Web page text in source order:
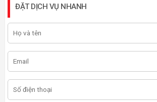
ĐẶT DỊCH VỤ NHANH